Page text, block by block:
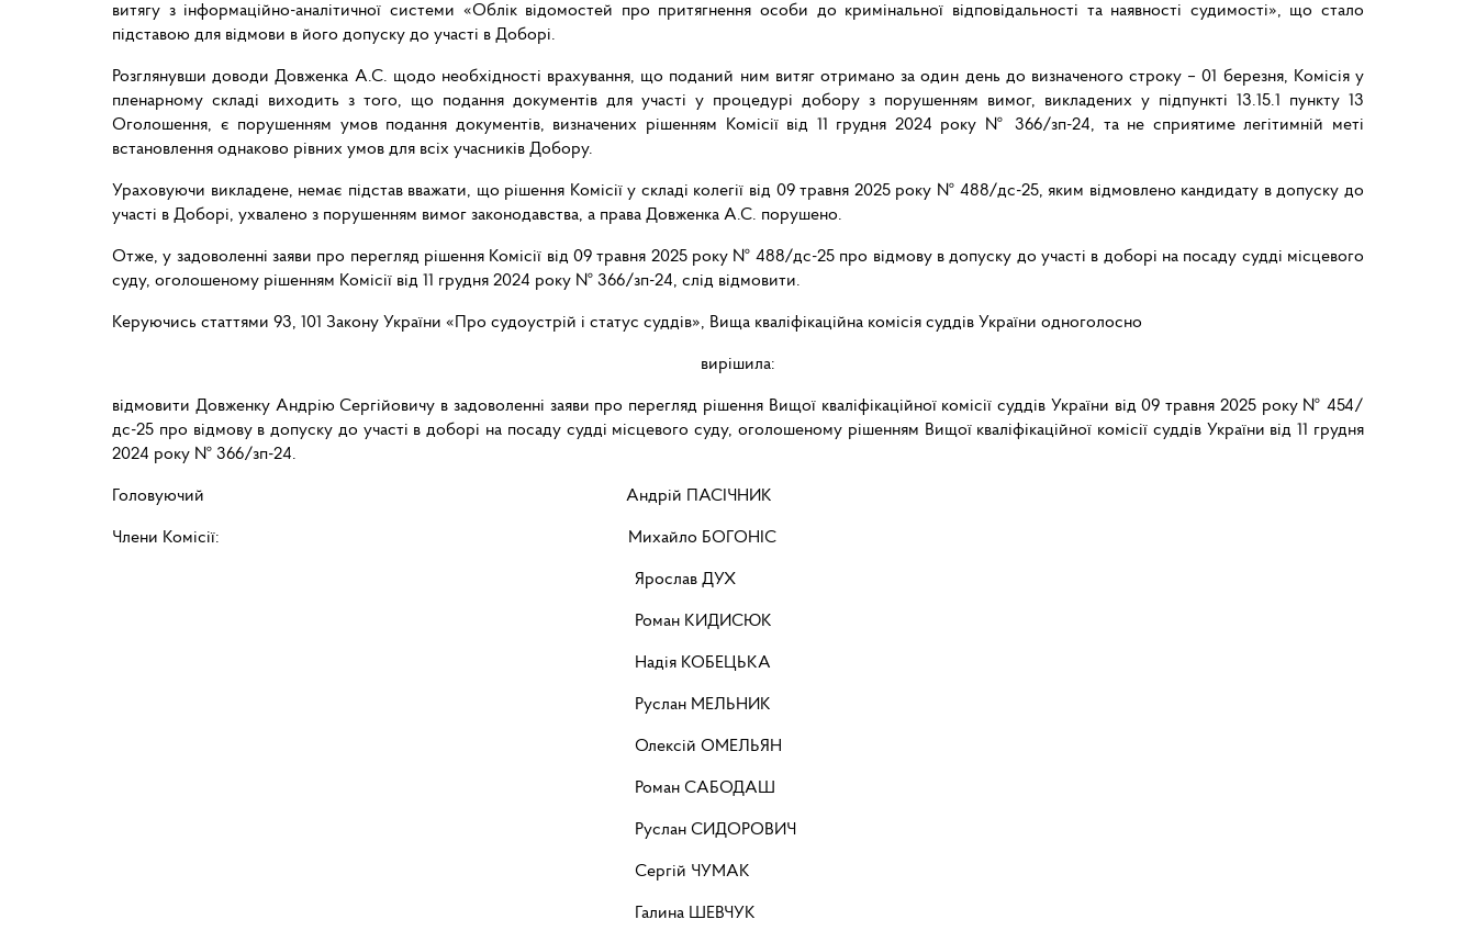
витягу з інформаційно-аналітичної системи «Облік відомостей про притягнення особи до кримінальної відповідальності та наявності судимості», що стало
підставою для відмови в його допуску до участі в Доборі.
Розглянувши доводи Довженка А.С. щодо необхідності врахування, що поданий ним витяг отримано за один день до визначеного строку – 01 березня, Комісія у
пленарному складі виходить з того, що подання документів для участі у процедурі добору з порушенням вимог, викладених у підпункті 13.15.1 пункту 13
Оголошення, є порушенням умов подання документів, визначених рішенням Комісії від 11 грудня 2024 року № 366/зп-24, та не сприятиме легітимній меті
встановлення однаково рівних умов для всіх учасників Добору.
Ураховуючи викладене, немає підстав вважати, що рішення Комісії у складі колегії від 09 травня 2025 року № 488/дс-25, яким відмовлено кандидату в допуску до
участі в Доборі, ухвалено з порушенням вимог законодавства, а права Довженка А.С. порушено.
Отже, у задоволенні заяви про перегляд рішення Комісії від 09 травня 2025 року № 488/дс-25 про відмову в допуску до участі в доборі на посаду судді місцевого
суду, оголошеному рішенням Комісії від 11 грудня 2024 року № 366/зп-24, слід відмовити.
Керуючись статтями 93, 101 Закону України «Про судоустрій і статус суддів», Вища кваліфікаційна комісія суддів України одноголосно
вирішила:
відмовити Довженку Андрію Сергійовичу в задоволенні заяви про перегляд рішення Вищої кваліфікаційної комісії суддів України від 09 травня 2025 року № 454/
дс-25 про відмову в допуску до участі в доборі на посаду судді місцевого суду, оголошеному рішенням Вищої кваліфікаційної комісії суддів України від 11 грудня
2024 року № 366/зп-24.
Головуючий Андрій ПАСІЧНИК
Члени Комісії: Михайло БОГОНІС
Ярослав ДУХ
Роман КИДИСЮК
Надія КОБЕЦЬКА
Руслан МЕЛЬНИК
Олексій ОМЕЛЬЯН
Роман САБОДАШ
Руслан СИДОРОВИЧ
Сергій ЧУМАК
Галина ШЕВЧУК